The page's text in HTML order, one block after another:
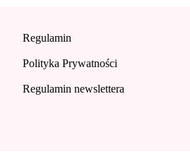
Regulamin
Polityka Prywatności
Regulamin newslettera